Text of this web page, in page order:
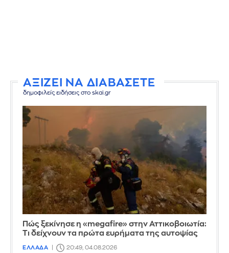
ΑΞΙΖΕΙ ΝΑ ΔΙΑΒΑΣΕΤΕ
δημοφιλείς ειδήσεις στο skai.gr
Πώς ξεκίνησε η «megafire» στην Αττικοβοιωτία:
Τι δείχνουν τα πρώτα ευρήματα της αυτοψίας
ΕΛΛΑΔΑ 20:49, 04.08.2026